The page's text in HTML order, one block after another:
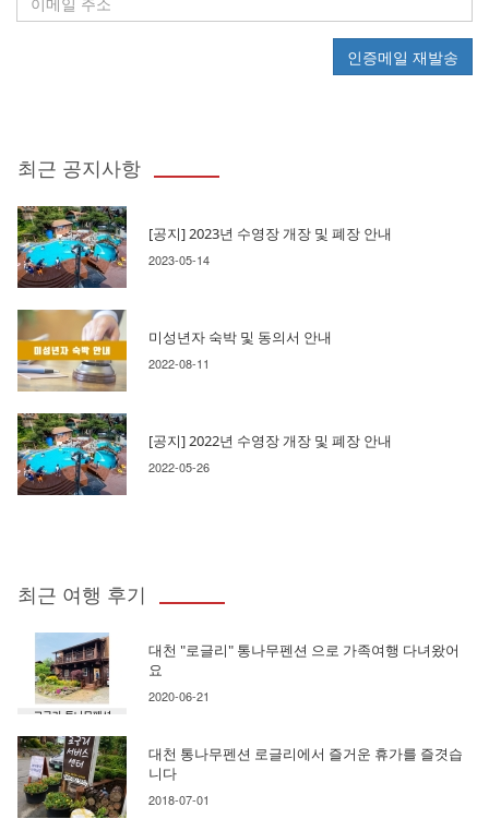
인증메일 재발송
최근 공지사항
[공지] 2023년 수영장 개장 및 폐장 안내
2023-05-14
미성년자 숙박 및 동의서 안내
2022-08-11
[공지] 2022년 수영장 개장 및 폐장 안내
2022-05-26
최근 여행 후기
대천 "로글리" 통나무펜션 으로 가족여행 다녀왔어
요
2020-06-21
대천 통나무펜션 로글리에서 즐거운 휴가를 즐겻습
니다
2018-07-01